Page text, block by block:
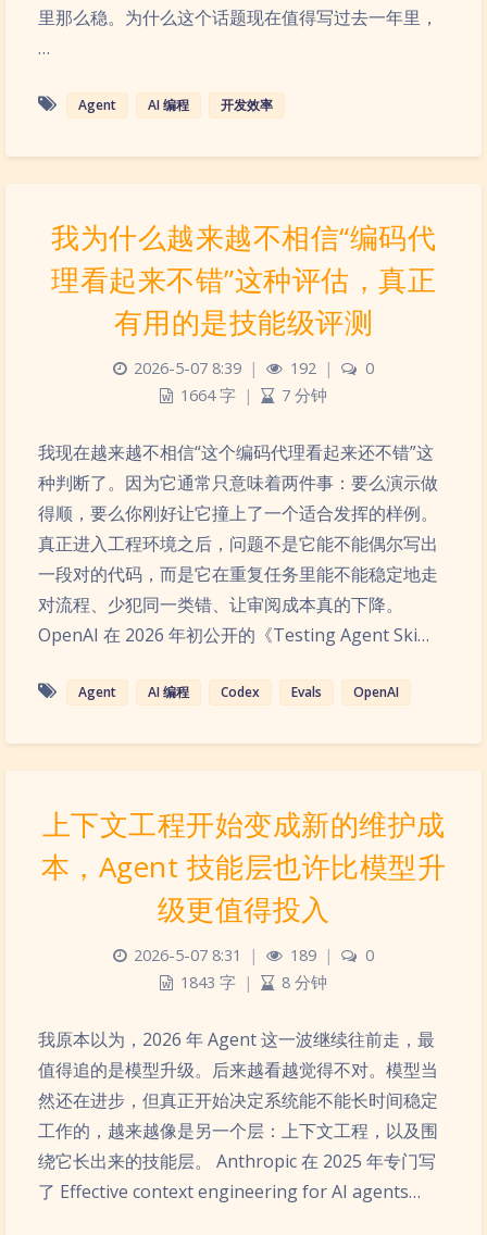
里那么稳。为什么这个话题现在值得写过去一年里，
…
Agent AI 编程 开发效率
我为什么越来越不相信“编码代
理看起来不错”这种评估，真正
有用的是技能级评测
2026-5-07 8:39 | 192 |
0
1664 字 | 7 分钟
我现在越来越不相信“这个编码代理看起来还不错”这
种判断了。因为它通常只意味着两件事：要么演示做
得顺，要么你刚好让它撞上了一个适合发挥的样例。
真正进入工程环境之后，问题不是它能不能偶尔写出
一段对的代码，而是它在重复任务里能不能稳定地走
对流程、少犯同一类错、让审阅成本真的下降。
OpenAI 在 2026 年初公开的《Testing Agent Ski…
Agent AI 编程 Codex Evals OpenAI
上下文工程开始变成新的维护成
本，Agent 技能层也许比模型升
级更值得投入
2026-5-07 8:31 | 189 |
0
1843 字 | 8 分钟
我原本以为，2026 年 Agent 这一波继续往前走，最
值得追的是模型升级。后来越看越觉得不对。模型当
然还在进步，但真正开始决定系统能不能长时间稳定
工作的，越来越像是另一个层：上下文工程，以及围
绕它长出来的技能层。 Anthropic 在 2025 年专门写
了 Effective context engineering for AI agents…